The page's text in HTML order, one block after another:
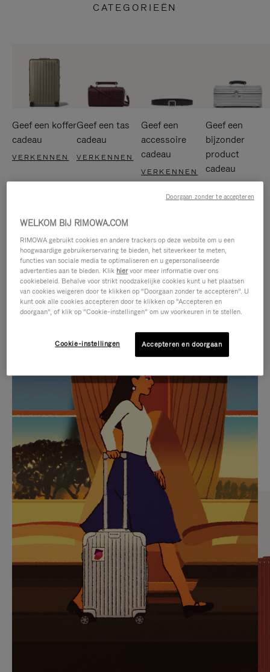
CATEGORIEËN
Geef een koffer
cadeau
VERKENNEN
Geef een tas
cadeau
VERKENNEN
Geef een
accessoire
cadeau
VERKENNEN
Geef een
bijzonder
product
cadeau
IS
NIET
GEPAUZEERD,
DRUK
OP
OM
TE
PAUZEREN
GELUID
VAN
DE
VIDEO
IS
UITGESCHAKELD.
DRUK
HIER
OM
HET
DEMPEN
OP
SELECTIE VAN GESCHENKEN
Ontdek de perfecte metgezel
voor elke reis
WELKOM BIJ RIMOWA.COM
RIMOWA gebruikt cookies en andere trackers op deze website om u een
hoogwaardige gebruikerservaring te bieden, het siteverkeer te meten,
functies van sociale media te optimaliseren en u gepersonaliseerde
advertenties aan te bieden. Klik hiervoor meer informatie over ons
cookiebeleid. Behalve voor strikt noodzakelijke cookies kunt u het plaatsen
van cookies weigeren door te klikken op “Doorgaan zonder te accepteren”. U
kunt ook alle cookies accepteren door te klikken op “Accepteren en
doorgaan”, of klik op “Cookie-instellingen” om uw voorkeuren in te stellen.
Cookie-instellingen Accepteren en doorgaan
Doorgaan zonder te accepteren